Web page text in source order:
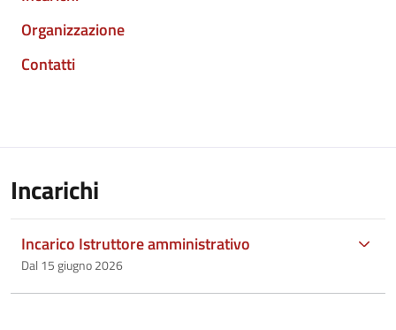
Organizzazione
Contatti
Incarichi
Incarico Istruttore amministrativo
Dal 15 giugno 2026